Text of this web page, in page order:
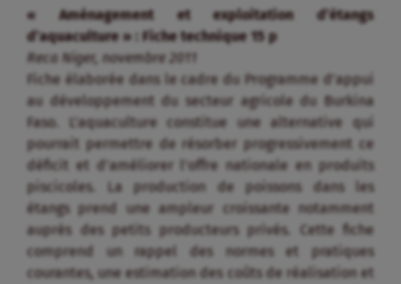
« Aménagement et exploitation d’étangs
d’aquaculture » : Fiche technique 15 p
Reca Niger, novembre 2011
Fiche élaborée dans le cadre du Programme d’appui
au développement du secteur agricole du Burkina
Faso. L’aquaculture constitue une alternative qui
pourrait permettre de résorber progressivement ce
déficit et d’améliorer l’offre nationale en produits
piscicoles. La production de poissons dans les
étangs prend une ampleur croissante notamment
auprès des petits producteurs privés. Cette fiche
comprend un rappel des normes et pratiques
courantes, une estimation des coûts de réalisation et